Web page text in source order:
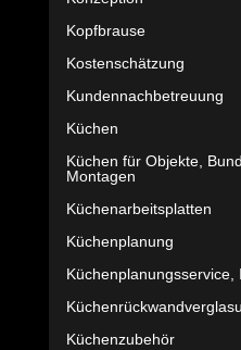
Kopfbrause
Kostenschätzung
Kundennachbetreuung
Küchen
Küchen für Objekte,
Montagen
Küchenarbeitsplatten
Küchenplanung
Küchenzubehör